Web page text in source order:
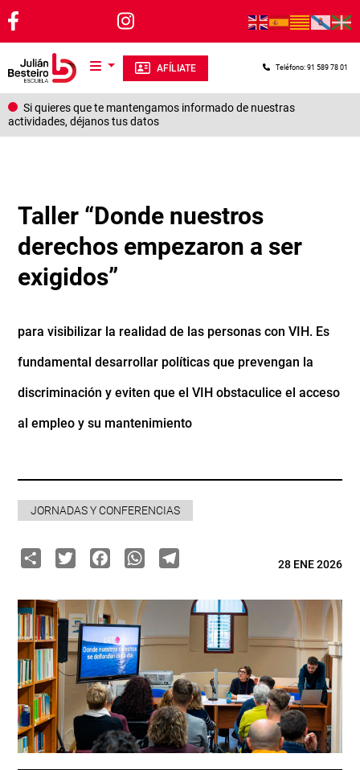
Pasar al contenido principal
AFÍLIATE Teléfono: 91 589 78 01
Si quieres que te mantengamos informado de nuestras
actividades, déjanos tus datos
Taller “Donde nuestros
derechos empezaron a ser
exigidos”
para visibilizar la realidad de las personas con VIH. Es
fundamental desarrollar políticas que prevengan la
discriminación y eviten que el VIH obstaculice el acceso
al empleo y su mantenimiento
JORNADAS Y CONFERENCIAS
ShareTwitterFacebook
WhatsApp
Telegram28 ENE 2026